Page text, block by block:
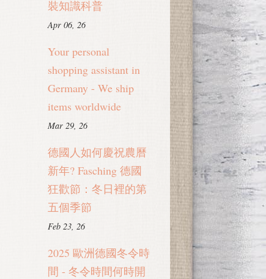
裝知識科普
Apr 06, 26
Your personal
shopping assistant in
Germany - We ship
items worldwide
Mar 29, 26
德國人如何慶祝農曆
新年? Fasching 德國
狂歡節：冬日裡的第
五個季節
Feb 23, 26
2025 歐洲德國冬令時
間 - 冬令時間何時開